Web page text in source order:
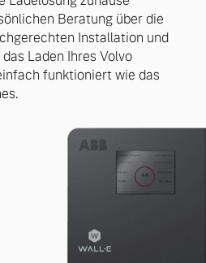
Beratung über die
Installation und
Laden Ihres Volvo
funktioniert wie das